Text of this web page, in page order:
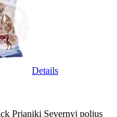
Details
Prjaniki Severnyj poljus